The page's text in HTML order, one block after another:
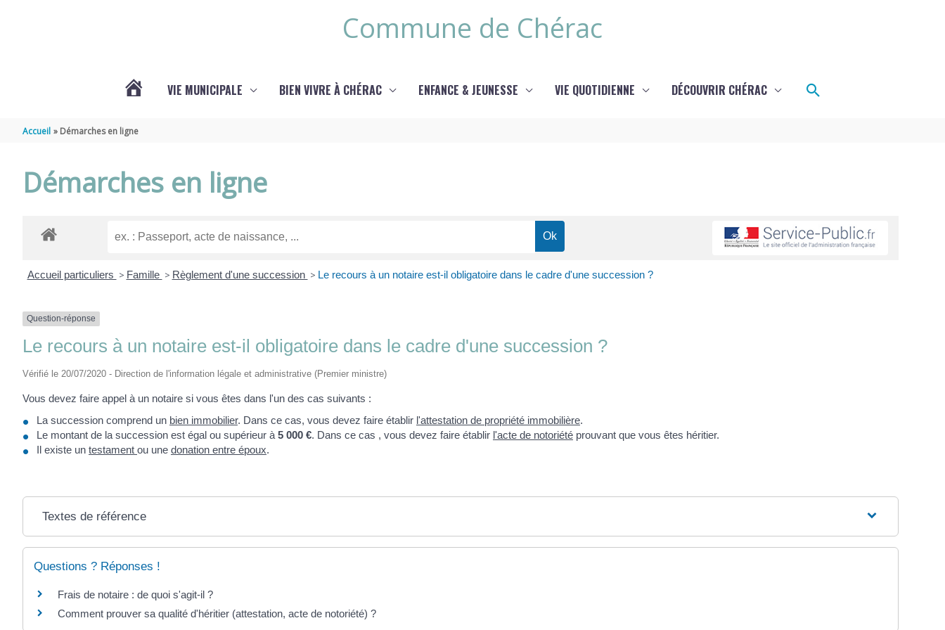
Commune de Chérac
VIE MUNICIPALE BIEN VIVRE À CHÉRAC ENFANCE & JEUNESSE VIE QUOTIDIENNE DÉCOUVRIR CHÉRAC Rechercher
Accueil Démarches en ligne
Démarches en ligne
Accueil particuliers > Famille > Règlement d'une succession > Le recours à un notaire est-il obligatoire dans le cadre d'une succession ?
Question-réponse
Le recours à un notaire est-il obligatoire dans le cadre d'une succession ?
Vérifié le 20/07/2020 - Direction de l'information légale et administrative (Premier ministre)
Vous devez faire appel à un notaire si vous êtes dans l'un des cas suivants :
La succession comprend un bien immobilier. Dans ce cas, vous devez faire établir l'attestation de propriété immobilière.
Le montant de la succession est égal ou supérieur à 5 000 €. Dans ce cas , vous devez faire établir l'acte de notoriété prouvant que vous êtes héritier.
Il existe un testament ou une donation entre époux.
Textes de référence
Questions ? Réponses !
Frais de notaire : de quoi s'agit-il ?
Comment prouver sa qualité d'héritier (attestation, acte de notoriété) ?